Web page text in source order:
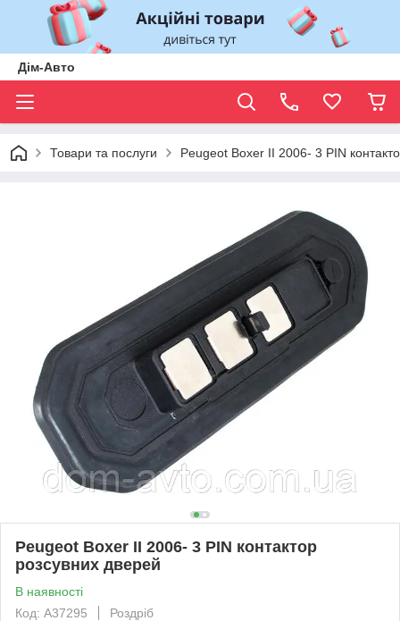
Дім-Авто
Товари та послуги Peugeot Boxer II 2006- 3 PIN
Peugeot Boxer II 2006- 3 PIN контактор
розсувних дверей
В наявності
Код: A37295
Роздріб